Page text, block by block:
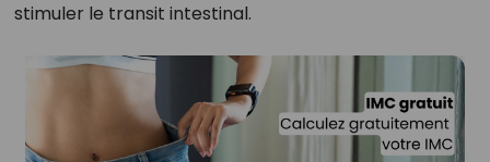
stimuler le transit intestinal.